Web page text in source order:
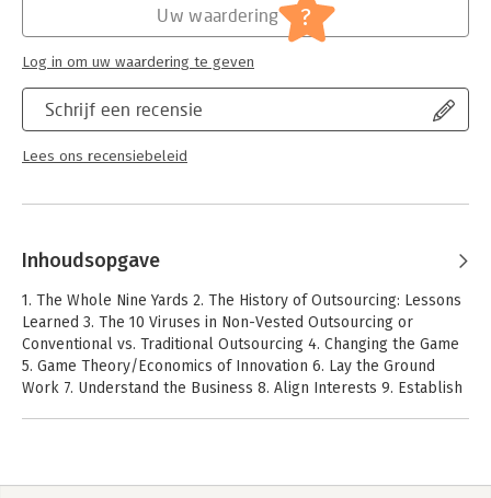
Schrijf een recensie
Lees ons recensiebeleid
Uw waardering ?
Log in om uw waardering te geven
Inhoudsopgave
1. The Whole Nine Yards 2. The History of Outsourcing: Lessons
Learned 3. The 10 Viruses in Non-Vested Outsourcing or
Conventional vs. Traditional Outsourcing 4. Changing the Game
5. Game Theory/Economics of Innovation 6. Lay the Ground
Work 7. Understand the Business 8. Align Interests 9. Establish